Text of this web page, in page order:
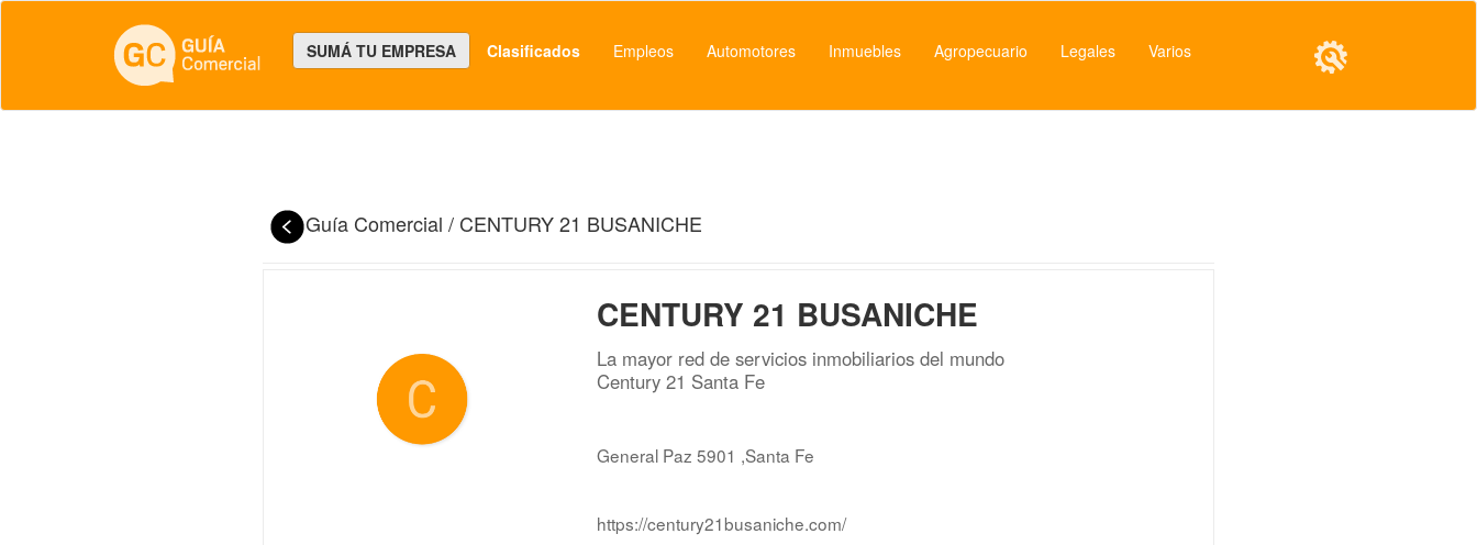
SUMÁ TU EMPRESA Clasificados Empleos Automotores Inmuebles Agropecuario Legales Varios
Guía Comercial / CENTURY 21 BUSANICHE
CENTURY 21 BUSANICHE
La mayor red de servicios inmobiliarios del mundo
Century 21 Santa Fe
General Paz 5901 ,Santa Fe
https://century21busaniche.com/